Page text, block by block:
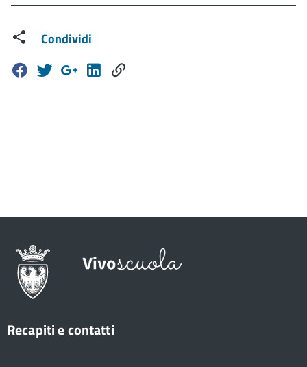
Condividi
Recapiti e contatti